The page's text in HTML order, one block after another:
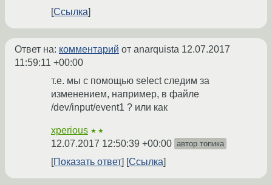
Ссылка
Ответ на: комментарий от anarquista 12.07.2017
11:59:11 +00:00
т.е. мы с помощью select следим за
изменением, например, в файле
/dev/input/event1 ? или как
xperious ★★
12.07.2017 12:50:39 +00:00 автор топика
Показать ответ Ссылка